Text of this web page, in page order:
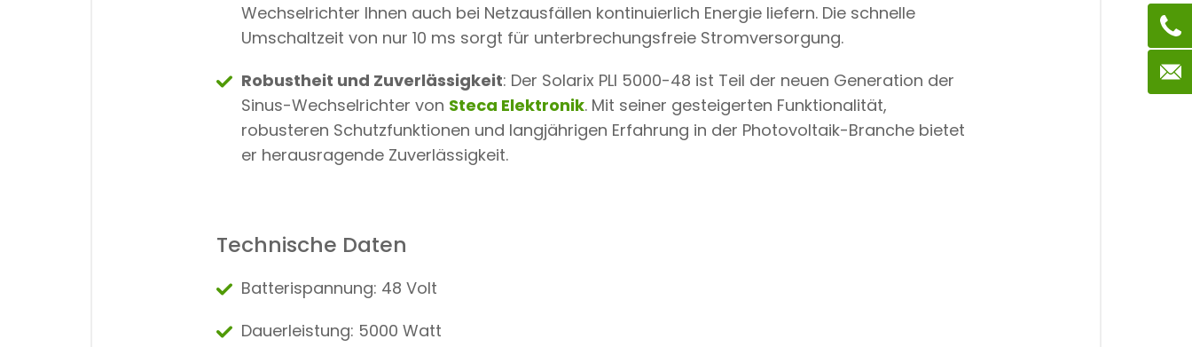
Wechselrichter Ihnen auch bei Netzausfällen kontinuierlich Energie liefern. Die schnelle
Umschaltzeit von nur 10 ms sorgt für unterbrechungsfreie Stromversorgung.
Robustheit und Zuverlässigkeit: Der Solarix PLI 5000-48 ist Teil der neuen Generation der
Sinus-Wechselrichter von Steca Elektronik. Mit seiner gesteigerten Funktionalität,
robusteren Schutzfunktionen und langjährigen Erfahrung in der Photovoltaik-Branche bietet
er herausragende Zuverlässigkeit.
Technische Daten
Batterispannung: 48 Volt
Dauerleistung: 5000 Watt